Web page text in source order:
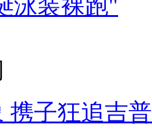
泳装裸跑"
携子狂追吉